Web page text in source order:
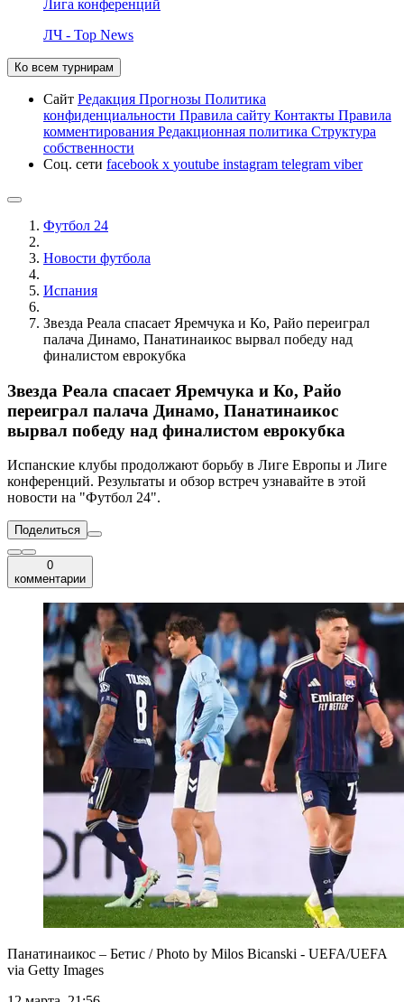
Лига конференций
ЛЧ - Top News
Ко всем турнирам
Сайт Редакция Прогнозы Политика
конфиденциальности Правила сайту Контакты Правила
комментирования Редакционная политика Структура
собственности
Соц. сети facebook x youtube instagram telegram viber
Футбол 24
Новости футбола
Испания
Звезда Реала спасает Яремчука и Ко, Райо переиграл
палача Динамо, Панатинаикос вырвал победу над
финалистом еврокубка
Звезда Реала спасает Яремчука и Ко, Райо
переиграл палача Динамо, Панатинаикос
вырвал победу над финалистом еврокубка
Испанские клубы продолжают борьбу в Лиге Европы и Лиге
конференций. Результаты и обзор встреч узнавайте в этой
новости на "Футбол 24".
Поделиться
0
комментарии
Панатинаикос – Бетис / Photo by Milos Bicanski - UEFA/UEFA
via Getty Images